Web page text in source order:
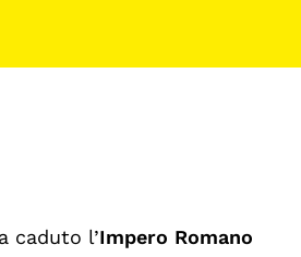
caduto l’Impero Romano